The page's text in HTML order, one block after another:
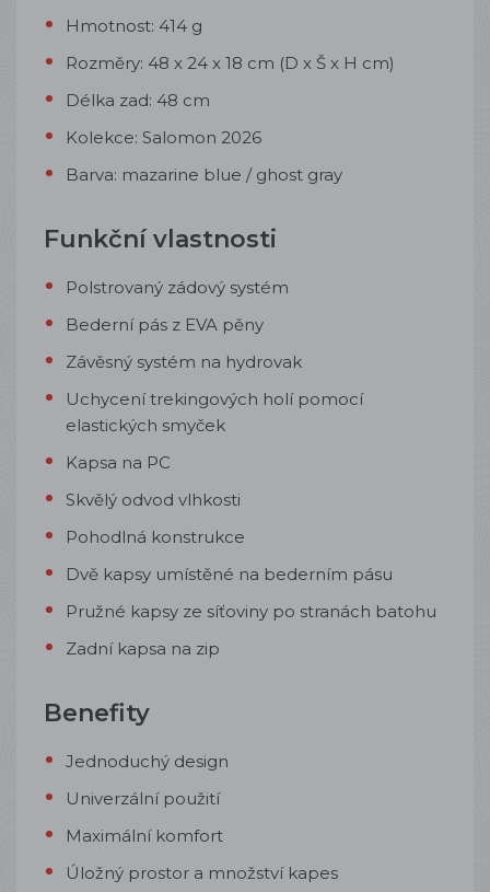
Hmotnost: 414 g
Rozměry: 48 x 24 x 18 cm (D x Š x H cm)
Délka zad: 48 cm
Kolekce: Salomon 2026
Barva: mazarine blue / ghost gray
Funkční vlastnosti
Polstrovaný zádový systém
Bederní pás z EVA pěny
Závěsný systém na hydrovak
Uchycení trekingových holí pomocí
elastických smyček
Kapsa na PC
Skvělý odvod vlhkosti
Pohodlná konstrukce
Dvě kapsy umístěné na bederním pásu
Pružné kapsy ze síťoviny po stranách batohu
Zadní kapsa na zip
Benefity
Jednoduchý design
Univerzální použití
Maximální komfort
Úložný prostor a množství kapes